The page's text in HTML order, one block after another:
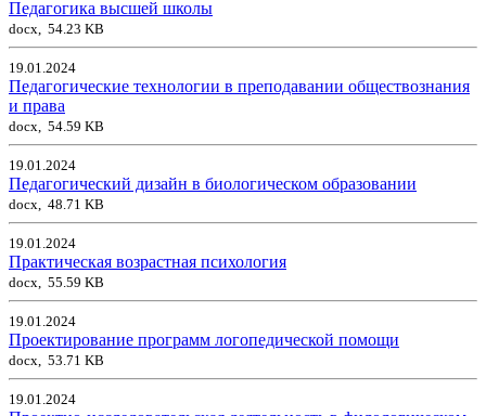
Педагогика высшей школы
docx, 54.23 KB
19.01.2024
Педагогические технологии в преподавании обществознания
и права
docx, 54.59 KB
19.01.2024
Педагогический дизайн в биологическом образовании
docx, 48.71 KB
19.01.2024
Практическая возрастная психология
docx, 55.59 KB
19.01.2024
Проектирование программ логопедической помощи
docx, 53.71 KB
19.01.2024